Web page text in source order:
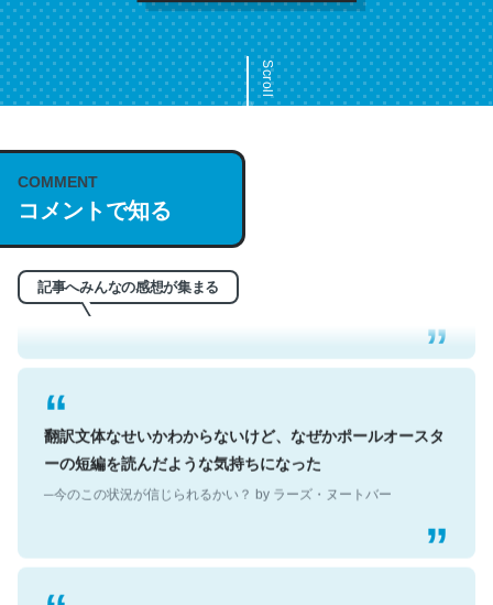
Scroll
COMMENT
コメントで知る
記事へみんなの感想が集まる
これは名文。彼はとてもクレバーなんだろうなと凄く思
う。英語少しでも読める人は原文もお勧め。自分はこの流
れ好き。Let’s Fucking Go. Then Covid hit. Shit.
─今のこの状況が信じられるかい？ by ラーズ・ヌートバー
翻訳文体なせいかわからないけど、なぜかポールオースタ
ーの短編を読んだような気持ちになった